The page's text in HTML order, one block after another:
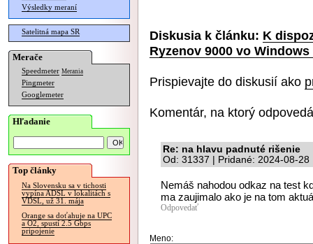
Výsledky meraní
Satelitná mapa SR
Merače
Speedmeter Merania
Pingmeter
Googlemeter
Hľadanie
Top články
Na Slovensku sa v tichosti
vypína ADSL v lokalitách s
VDSL, už 31. mája
Orange sa doťahuje na UPC
a O2, spustí 2.5 Gbps
pripojenie
Diskusia k článku: K
Ryzenov 9000 vo Windows
Prispievajte do diskusií ako
Komentár, na ktorý
Re: na hlavu padnuté rišenie
Od: 31337 | Pridané: 2024-08-28
Nemáš nahodou odkaz na test
ma zaujimalo ako je na tom
Odpovedať
Meno: